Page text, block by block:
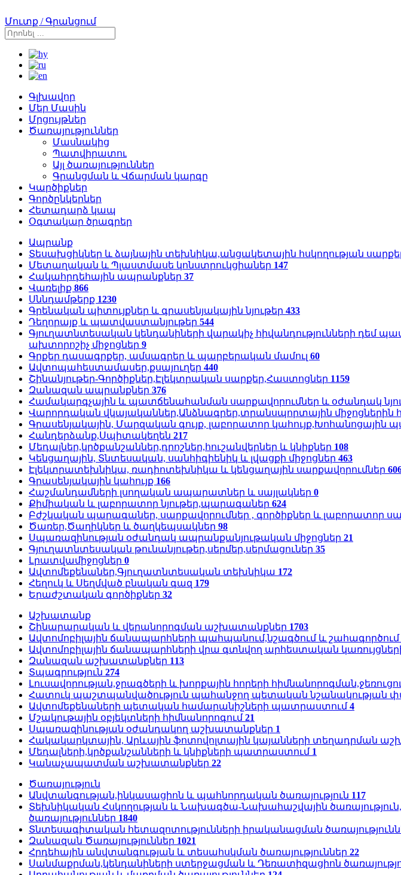
Մուտք / Գրանցում
Գլխավոր
Մեր Մասին
Մրցույթներ
Ծառայություններ
Մասնակից
Պատվիրատու
Այլ ծառայություններ
Գրանցման և Վճարման կարգը
Կարծիքներ
Գործընկերներ
Հետադարձ կապ
Օգտակար ծրագրեր
Ապրանք
Տեսախցիկներ և ձայնային տեխնիկա,անցակետային հսկողության
Մետաղական և Պլաստմասե կոնստրուկցիաներ 147
Հակահրդեհային ապրանքներ 37
Վառելիք 866
Սննդամթերք 1230
Գրենական պիտույքներ և գրասենյակային նյութեր 433
Դեղորայք և պատվաստանյութեր 544
Գյուղատնտեսական կենդանիների վարակիչ հիվանդությունների
ախտորոշիչ միջոցներ 9
Գրքեր դասագրքեր, ամսագրեր և պարբերական մամուլ 60
Ավտոպահեստամասեր,քսայուղեր 440
Շինանյութեր-Գործիքներ,Էլեկտրական սարքեր,Հաստոցներ 1159
Զանազան ապրանքներ 376
Համակարգչային և պատճենահանման սարքավորումներ և օժանդակ
Վարորդական վկայականներ,Անձնագրեր,տրանսպորտային
Գրասենյակային, Մարզական գույք, լաբորատոր կահույք,Խոհանոցային
Հանդերձանք,Սպիտակեղեն 217
Մեդալներ,կրծքանշաններ,դրոշներ,հուշանվերներ և կնիքներ 108
Կենցաղային, Տնտեսական, սանհիգիենիկ և լվացքի միջոցներ 463
Էլեկտրատեխնիկա, ռադիոտեխնիկա և կենցաղային սարքավորումներ
Գրասենյակային կահույք 166
Հաշմանդամների լսողական ապարատներ և սայլակներ 0
Քիմիական և լաբորատոր նյութեր,պարագաներ 624
Բժշկական պարագաներ, սարքավորումներ , գործիքներ և լաբորատոր
Ծառեր,Ծաղիկներ և ծաղկեպսակներ 98
Սպառազինության օժանդակ ապրանքանյութական միջոցներ 21
Գյուղատնտեսական թունանյութեր,սերմեր,սերմացուներ 35
Լրատվամիջոցներ 0
Ավտոմեքենաներ,Գյուղատնտեսական տեխնիկա 172
Հեղուկ և Սեղմված բնական գազ 179
Երաժշտական գործիքներ 32
Աշխատանք
Շինարարական և վերանորոգման աշխատանքներ 1703
Ավտոմոբիլային ճանապարհների պահպանում,նշագծում և շահագործում
Ավտոմոբիլային ճանապարհների վրա գտնվող արհեստական
Զանազան աշխատանքներ 113
Տպագրություն 274
Լուսավորության,ջրագծերի և խորքային հորերի
Հատուկ պաշտպանվածություն պահանջող պետական նշանակության
Ավտոմեքենաների պետական համարանիշների պատրաստում4
Մշակութային օբյեկտների հիմնանորոգում21
Սպառազինության օժանդակող աշխատանքներ 1
Հակակարկտային, Արևային ֆոտովոլտային կայանների տեղադրման
Մեդալների,կրծքանշանների և կնիքների պատրաստում 1
Կանաչապատման աշխատանքներ 22
Ծառայություն
Անվտանգության,ինկասացիոն և պահնորդական ծառայություն 117
Տեխնիկական Հսկողության և Նախագծա-Նախահաշվային
ծառայություններ 1840
Տնտեսագիտական հետազոտությունների իրականացման
Զանազան Ծառայություններ 1021
Հրդեհային անվտանգության և տեսահսկման ծառայություններ 22
Սանմաքրման,կենդանիների ստերջացման և Դեռատիզացիոն